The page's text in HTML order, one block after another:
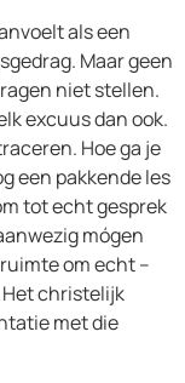
als een
Maar geen
niet stellen.
excuus dan ook.
Hoe ga je
een pakkende les
tot echt gesprek
mógen
om echt –
christelijk
met die